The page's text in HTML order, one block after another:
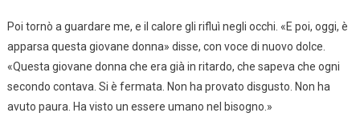
Poi tornò a guardare me, e il calore gli rifluì negli occhi. «E poi, oggi, è
apparsa questa giovane donna» disse, con voce di nuovo dolce.
«Questa giovane donna che era già in ritardo, che sapeva che ogni
secondo contava. Si è fermata. Non ha provato disgusto. Non ha
avuto paura. Ha visto un essere umano nel bisogno.»